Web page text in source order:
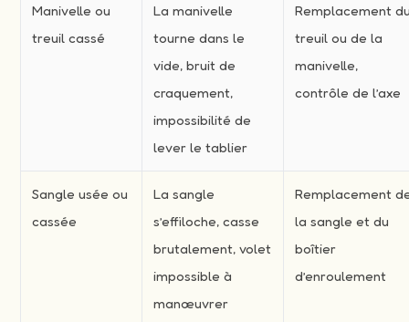
Manivelle ou
treuil cassé
La manivelle
tourne dans le
vide, bruit de
craquement,
impossibilité de
lever le tablier
Remplacement
treuil ou de la
manivelle,
contrôle de l’axe
Sangle usée ou
cassée
La sangle
s’effiloche, casse
brutalement, volet
impossible à
manœuvrer
Remplacement
la sangle et du
boîtier
d’enroulement